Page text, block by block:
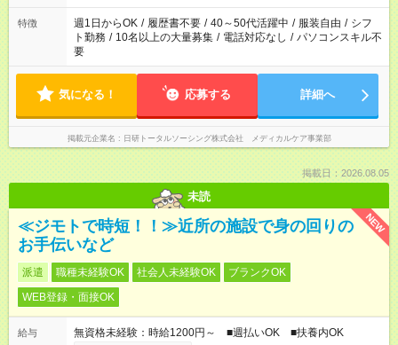
特徴 週1日からOK / 履歴書不要 / 40～50代活躍中 / 服装自由 / シフ
ト勤務 / 10名以上の大量募集 / 電話対応なし / パソコンスキル不
要
気になる！ 応募する 詳細へ
掲載元企業名 日研トータルソーシング株式会社 メディカルケア事業部
掲載日：2026.08.05
未読
NEW
≪ジモトで時短！！≫近所の施設で身の回りの
お手伝いなど
派遣 職種未経験OK 社会人未経験OK
ブランクOK
WEB登録・面接OK
給与
無資格未経験：時給1200円～ ■週払いOK ■扶養内OK